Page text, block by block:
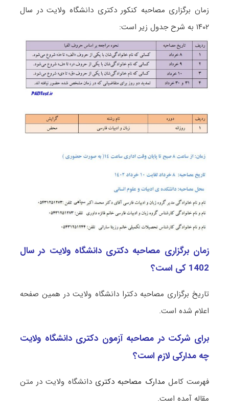
زمان برگزاری مصاحبه کنکور دکتری دانشگاه ولایت در سال
۱۴۰۲ به شرح جدول زیر است:
زمان برگزاری مصاحبه دکتری دانشگاه ولایت در سال
1402 کی است؟
تاریخ برگزاری مصاحبه دکترا دانشگاه ولایت در همین صفحه
اعلام شده است.
برای شرکت در مصاحبه آزمون دکتری دانشگاه ولایت
چه مدارکی لازم است؟
فهرست کامل مدارک مصاحبه دکتری دانشگاه ولایت در متن
مقاله آمده است.